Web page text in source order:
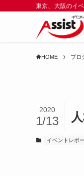
東京、大阪のイ
HOME ブロ
2020
1/13
イベントレポ